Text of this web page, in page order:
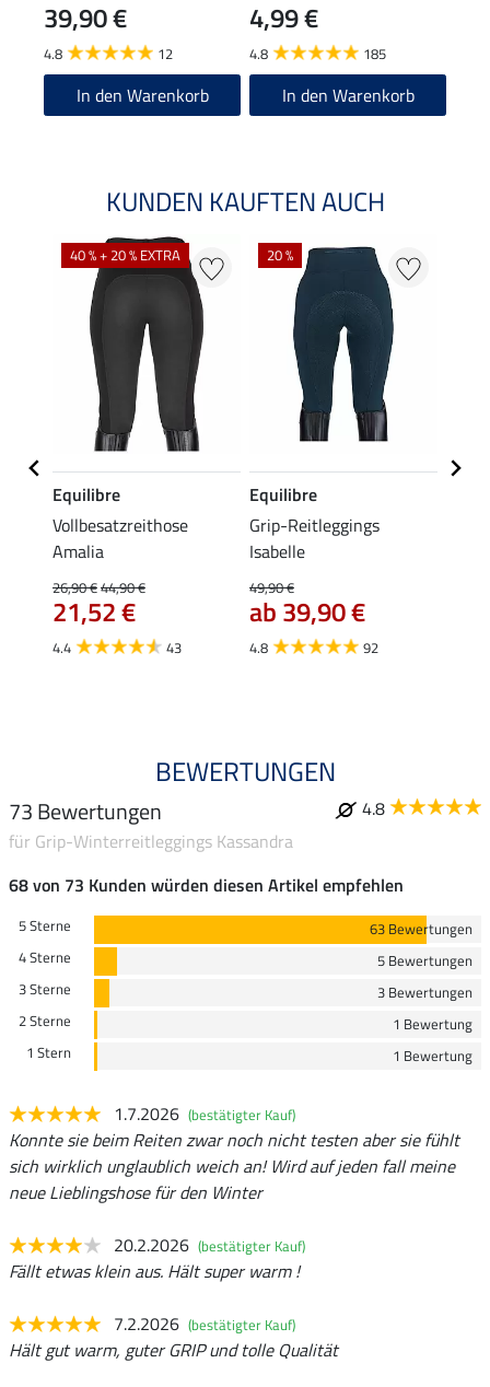
39,90 €
4.8 12
In den Warenkorb
4,99 €
4.8 185
In den Warenkorb
KUNDEN KAUFTEN AUCH
40 % + 20 % EXTRA
Equilibre
Vollbesatzreithose
Amalia
26,90 €44,90 €
21,52 €
4.4 43
20 %
Equilibre
Grip-Reitleggings
Isabelle
49,90 €
ab 39,90 €
4.8 92
BEWERTUNGEN
73 Bewertungen
4.8
für Grip-Winterreitleggings Kassandra
68 von 73 Kunden würden diesen Artikel empfehlen
5 Sterne
63 Bewertungen
4 Sterne
5 Bewertungen
3 Sterne
3 Bewertungen
2 Sterne
1 Bewertung
1 Stern
1 Bewertung
1.7.2026 (bestätigter Kauf)
Konnte sie beim Reiten zwar noch nicht testen aber sie fühlt
sich wirklich unglaublich weich an! Wird auf jeden fall meine
neue Lieblingshose für den Winter
20.2.2026 (bestätigter Kauf)
Fällt etwas klein aus. Hält super warm !
7.2.2026 (bestätigter Kauf)
Hält gut warm, guter GRIP und tolle Qualität